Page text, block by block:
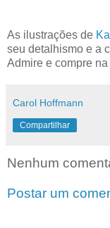
As ilustrações de
seu detalhismo e a
Admire e compre na
Carol Hoffmann
Compartilhar
Nenhum
Postar um